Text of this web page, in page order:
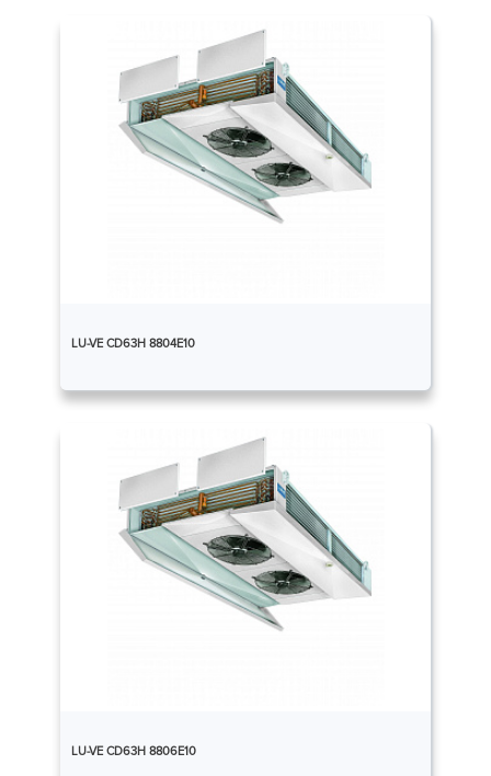
LU-VE CD63H 8804E10
LU-VE CD63H 8806E10